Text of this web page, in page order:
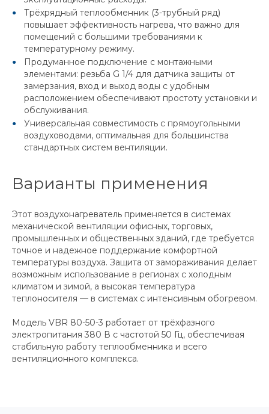
Трёхрядный теплообменник (3-трубный ряд)
повышает эффективность нагрева, что важно для
помещений с большими требованиями к
температурному режиму.
Продуманное подключение с монтажными
элементами: резьба G 1/4 для датчика защиты от
замерзания, вход и выход воды с удобным
расположением обеспечивают простоту установки и
обслуживания.
Универсальная совместимость с прямоугольными
воздуховодами, оптимальная для большинства
стандартных систем вентиляции.
Варианты применения
Этот воздухонагреватель применяется в системах
механической вентиляции офисных, торговых,
промышленных и общественных зданий, где требуется
точное и надежное поддержание комфортной
температуры воздуха. Защита от замораживания делает
возможным использование в регионах с холодным
климатом и зимой, а высокая температура
теплоносителя — в системах с интенсивным обогревом.
Модель VBR 80-50-3 работает от трёхфазного
электропитания 380 В с частотой 50 Гц, обеспечивая
стабильную работу теплообменника и всего
вентиляционного комплекса.